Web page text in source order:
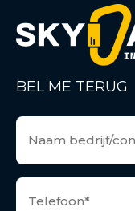
BEL ME TERUG